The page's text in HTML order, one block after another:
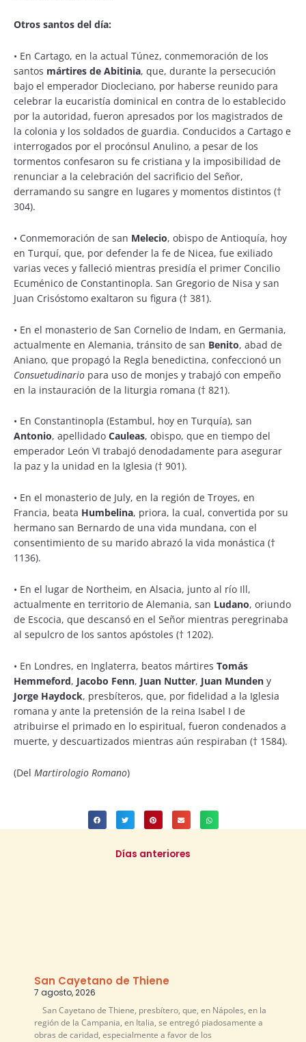
Otros santos del día:
• En Cartago, en la actual Túnez, conmemoración de los
santos mártires de Abitinia, que, durante la persecución
bajo el emperador Diocleciano, por haberse reunido para
celebrar la eucaristía dominical en contra de lo establecido
por la autoridad, fueron apresados por los magistrados de
la colonia y los soldados de guardia. Conducidos a Cartago e
interrogados por el procónsul Anulino, a pesar de los
tormentos confesaron su fe cristiana y la imposibilidad de
renunciar a la celebración del sacrificio del Señor,
derramando su sangre en lugares y momentos distintos (†
304).
• Conmemoración de san Melecio, obispo de Antioquía, hoy
en Turquí, que, por defender la fe de Nicea, fue exiliado
varias veces y falleció mientras presidía el primer Concilio
Ecuménico de Constantinopla. San Gregorio de Nisa y san
Juan Crisóstomo exaltaron su figura († 381).
• En el monasterio de San Cornelio de Indam, en Germania,
actualmente en Alemania, tránsito de san Benito, abad de
Aniano, que propagó la Regla benedictina, confeccionó un
Consuetudinario para uso de monjes y trabajó con empeño
en la instauración de la liturgia romana († 821).
• En Constantinopla (Estambul, hoy en Turquía), san
Antonio, apellidado Cauleas, obispo, que en tiempo del
emperador León VI trabajó denodadamente para asegurar
la paz y la unidad en la Iglesia († 901).
• En el monasterio de July, en la región de Troyes, en
Francia, beata Humbelina, priora, la cual, convertida por su
hermano san Bernardo de una vida mundana, con el
consentimiento de su marido abrazó la vida monástica (†
1136).
• En el lugar de Northeim, en Alsacia, junto al río Ill,
actualmente en territorio de Alemania, san Ludano, oriundo
de Escocia, que descansó en el Señor mientras peregrinaba
al sepulcro de los santos apóstoles († 1202).
• En Londres, en Inglaterra, beatos mártires Tomás
Hemmeford, Jacobo Fenn, Juan Nutter, Juan Munden y
Jorge Haydock, presbíteros, que, por fidelidad a la Iglesia
romana y ante la pretensión de la reina Isabel I de
atribuirse el primado en lo espiritual, fueron condenados a
muerte, y descuartizados mientras aún respiraban († 1584).
(Del Martirologio Romano)
Días anteriores
San Cayetano de Thiene
7 agosto, 2026
San Cayetano de Thiene, presbítero, que, en Nápoles, en la
región de la Campania, en Italia, se entregó piadosamente a
obras de caridad, especialmente a favor de los